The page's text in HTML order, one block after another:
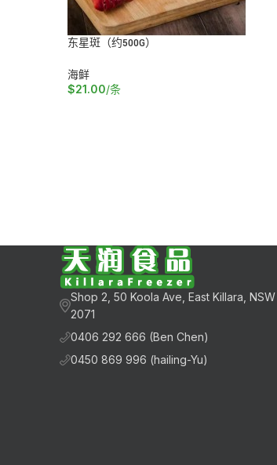
东星斑（约500G）
海鲜
$21.00/条
Shop 2, 50 Koola Ave, East Killara, NSW
2071
0406 292 666 (Ben Chen)
0450 869 996 (hailing-Yu)